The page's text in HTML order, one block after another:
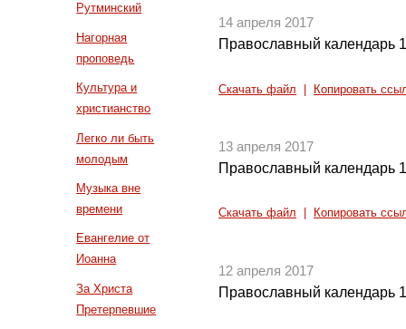
Рутминский
Нагорная
проповедь
Культура и
христианство
Легко ли быть
молодым
Музыка вне
времени
Евангелие от
Иоанна
За Христа
Претерпевшие
14 апреля 2017
Православный календарь
Скачать файл Копировать
13 апреля 2017
Православный календарь
Скачать файл Копировать
12 апреля 2017
Православный календарь